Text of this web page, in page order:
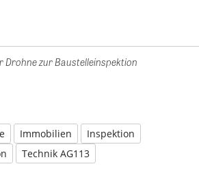
Drohne zur Baustelleinspektion
Immobilien
Inspektion
Technik AG113